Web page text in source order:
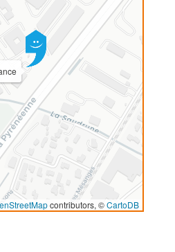
contributors, ©CartoDB